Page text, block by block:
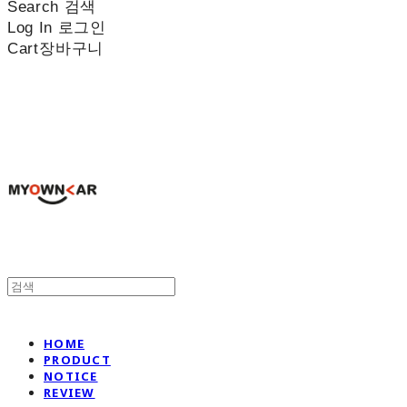
Search 검색
Log In 로그인
Cart장바구니
HOME
PRODUCT
NOTICE
REVIEW